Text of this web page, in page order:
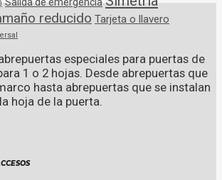
reducido Tarjeta o llavero
especiales para puertas de
1 o 2 hojas. Desde abrepuertas que
hasta abrepuertas que se instalan
hoja de la puerta.